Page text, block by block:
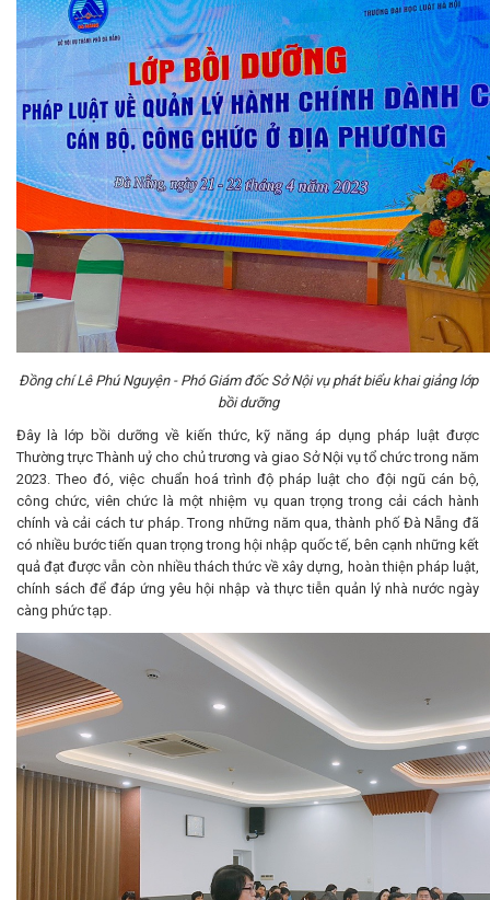
Đồng chí LêPhú Nguyện- Phó Giám đốc Sở Nội vụ phát biểu khai giảng lớp
bồi dưỡng
Đây là lớp bồi dưỡng về kiến thức, kỹ năng áp dụng pháp luật được
Thường trực Thành uỷ cho chủ trương và giao Sở Nội vụ tổ chức trong năm
2023. Theo đó, việc chuẩn hoá trình độ pháp luật cho đội ngũ cán bộ,
công chức, viên chức là một nhiệm vụ quan trọng trong cải cách hành
chính và cải cách tư pháp. Trong những năm qua, thành phố Đà Nẵng đã
có nhiều bước tiến quan trọng trong hội nhập quốc tế, bên cạnh những kết
quả đạt được vẫn còn nhiều thách thức về xây dựng, hoàn thiện pháp luật,
chính sách để đáp ứng yêu hội nhập và thực tiễn quản lý nhà nước ngày
càng phức tạp.